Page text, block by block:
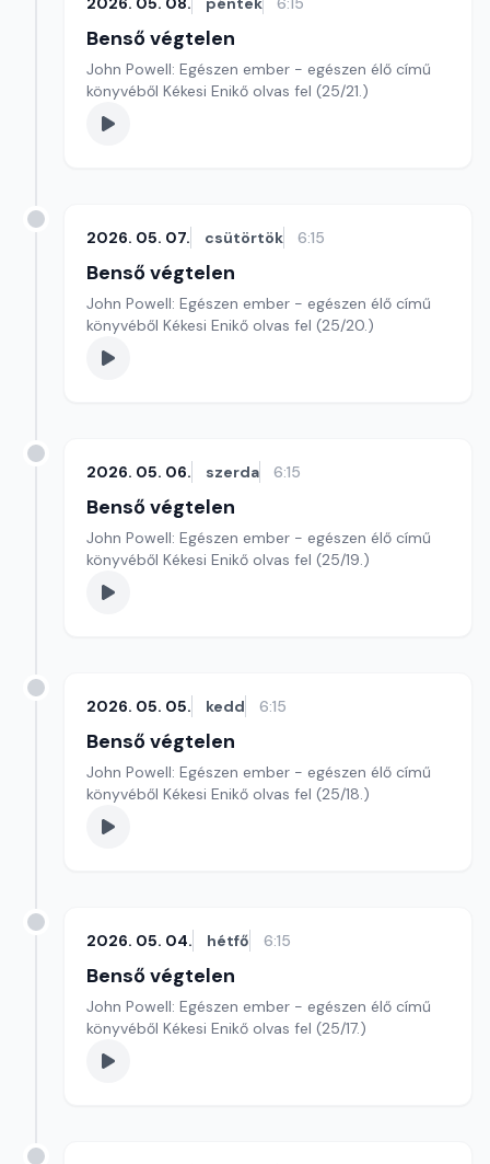
Benső végtelen
John Powell: Egészen ember - egészen élő című
könyvéből Kékesi Enikő olvas fel (25/21.)
2026. 05. 07. csütörtök 6:15
Benső végtelen
John Powell: Egészen ember - egészen élő című
könyvéből Kékesi Enikő olvas fel (25/20.)
2026. 05. 06. szerda 6:15
Benső végtelen
John Powell: Egészen ember - egészen élő című
könyvéből Kékesi Enikő olvas fel (25/19.)
2026. 05. 05. kedd 6:15
Benső végtelen
John Powell: Egészen ember - egészen élő című
könyvéből Kékesi Enikő olvas fel (25/18.)
2026. 05. 04. hétfő 6:15
Benső végtelen
John Powell: Egészen ember - egészen élő című
könyvéből Kékesi Enikő olvas fel (25/17.)